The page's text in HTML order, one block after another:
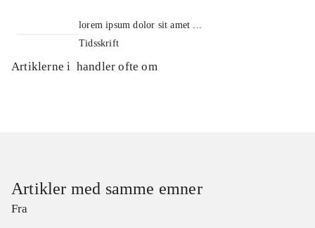
lorem ipsum dolor sit amet ...
Tidsskrift
Artiklerne i handler ofte om
Artikler med samme emner
Fra